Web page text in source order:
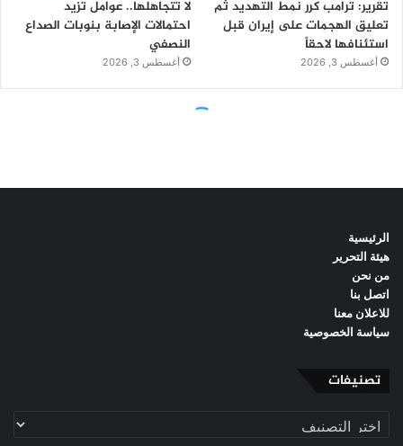
الرئيسية
هيئة التحرير
من نحن
اتصل بنا
للاعلان معنا
سياسة الخصوصية
تصنيفات
تصنيفات